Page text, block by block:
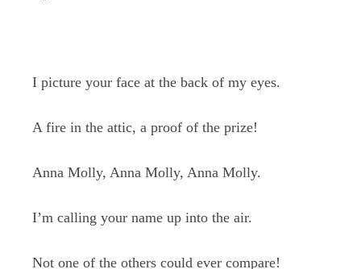
I picture your face at the back of my eyes.
A fire in the attic, a proof of the prize!
Anna Molly, Anna Molly, Anna Molly.
I’m calling your name up into the air.
Not one of the others could ever compare!